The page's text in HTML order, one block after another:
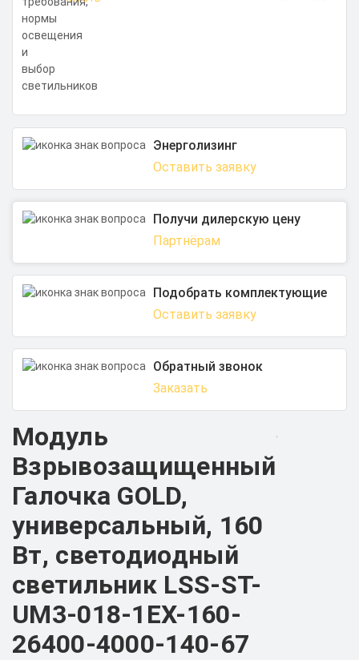
Энерголизинг
Оставить заявку
Получи дилерскую цену
Партнёрам
Подобрать комплектующие
Оставить заявку
Обратный звонок
Заказать
Модуль
Взрывозащищенный
Галочка GOLD,
универсальный, 160
Вт, светодиодный
светильник LSS-ST-
UM3-018-1EX-160-
26400-4000-140-67